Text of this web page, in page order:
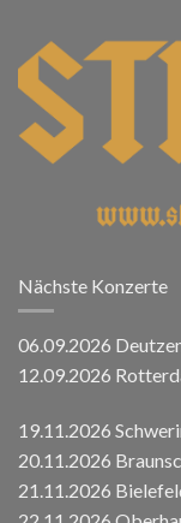
Nächste Konzerte
06.09.2026
12.09.2026
19.11.2026
20.11.2026
21.11.2026